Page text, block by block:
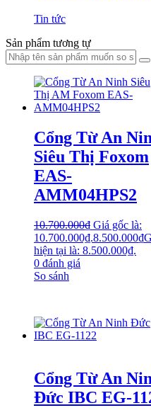
Tin tức
Sản phẩm tương tự
Cổng Từ An
Siêu Thị Foxom
EAS-
AMM04HPS2
10.700.000₫ Giá gốc là:
10.700.000₫.8.500.000₫
hiện tại là: 8.500.000₫.
0 đánh giá
So sánh
Cổng Từ An
Đức IBC EG-